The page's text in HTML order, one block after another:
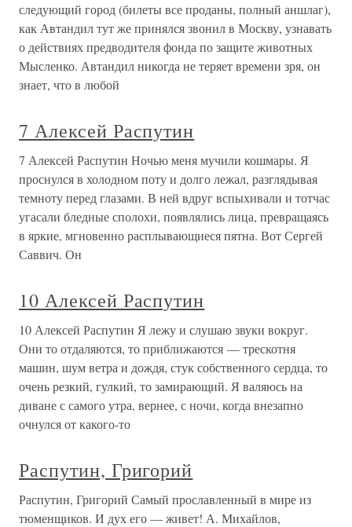
следующий город (билеты все проданы, полный аншлаг),
как Автандил тут же принялся звонил в Москву, узнавать
о действиях предводителя фонда по защите животных
Мысленко. Автандил никогда не теряет времени зря, он
знает, что в любой
7 Алексей Распутин
7 Алексей Распутин Ночью меня мучили кошмары. Я
проснулся в холодном поту и долго лежал, разглядывая
темноту перед глазами. В ней вдруг вспыхивали и тотчас
угасали бледные сполохи, появлялись лица, превращаясь
в яркие, мгновенно расплывающиеся пятна. Вот Сергей
Саввич. Он
10 Алексей Распутин
10 Алексей Распутин Я лежу и слушаю звуки вокруг.
Они то отдаляются, то приближаются — трескотня
машин, шум ветра и дождя, стук собственного сердца, то
очень резкий, гулкий, то замирающий. Я валяюсь на
диване с самого утра, вернее, с ночи, когда внезапно
очнулся от какого-то
Распутин, Григорий
Распутин, Григорий Самый прославленный в мире из
тюменщиков. И дух его — живет! А. Михайлов,